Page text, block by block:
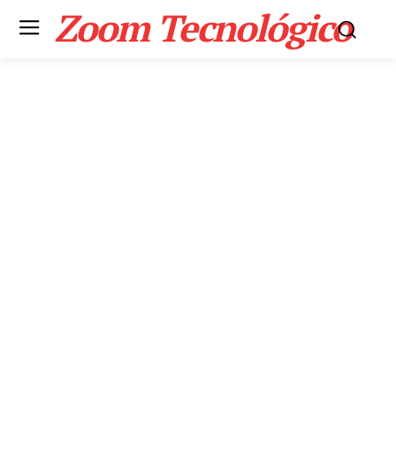
Zoom Tecnológico